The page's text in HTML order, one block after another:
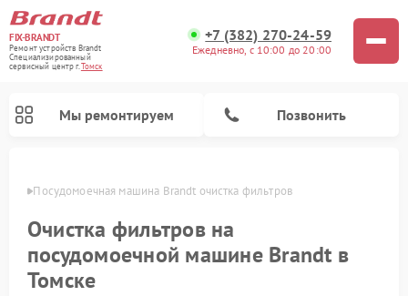
FIX-BRANDT
Ремонт устройств Brandt
Специализированный
cервисный центр г.Томск
+7 (382) 270-24-59
Ежедневно, с 10:00 до 20:00
Мы ремонтируем Позвонить
Посудомоечная машина Brandt очистка фильтров
Очистка фильтров на
посудомоечной машине Brandt в
Томске